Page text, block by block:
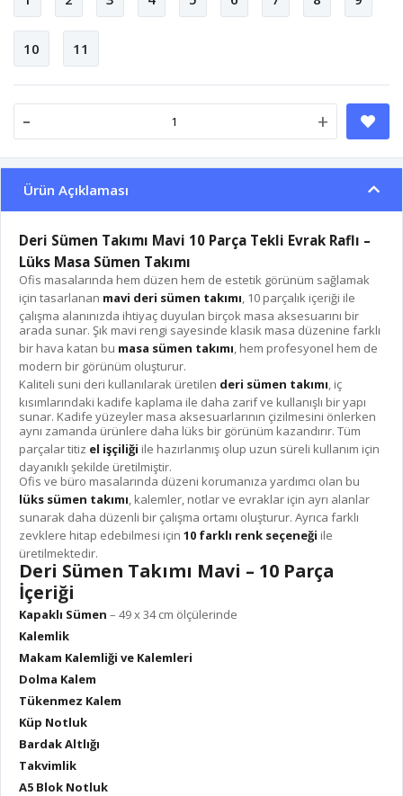
10 11
- +
Ürün Açıklaması
Deri Sümen Takımı Mavi 10 Parça Tekli Evrak Raflı –
Lüks Masa Sümen Takımı
Ofis masalarında hem düzen hem de estetik görünüm sağlamak
için tasarlanan mavi deri sümen takımı , 10 parçalık içeriği ile
çalışma alanınızda ihtiyaç duyulan birçok masa aksesuarını bir
arada sunar. Şık mavi rengi sayesinde klasik masa düzenine farklı
bir hava katan bu masa sümen takımı , hem profesyonel hem de
modern bir görünüm oluşturur.
Kaliteli suni deri kullanılarak üretilen deri sümen takımı , iç
kısımlarındaki kadife kaplama ile daha zarif ve kullanışlı bir yapı
sunar. Kadife yüzeyler masa aksesuarlarının çizilmesini önlerken
aynı zamanda ürünlere daha lüks bir görünüm kazandırır. Tüm
parçalar titiz el işçiliği ile hazırlanmış olup uzun süreli kullanım için
dayanıklı şekilde üretilmiştir.
Ofis ve büro masalarında düzeni korumanıza yardımcı olan bu
lüks sümen takımı , kalemler, notlar ve evraklar için ayrı alanlar
sunarak daha düzenli bir çalışma ortamı oluşturur. Ayrıca farklı
zevklere hitap edebilmesi için 10 farklı renk seçeneği ile
üretilmektedir.
Deri Sümen Takımı Mavi – 10 Parça
İçeriği
Kapaklı Sümen – 49 x 34 cm ölçülerinde
Kalemlik
Makam Kalemliği ve Kalemleri
Dolma Kalem
Tükenmez Kalem
Küp Notluk
Bardak Altlığı
Takvimlik
A5 Blok Notluk